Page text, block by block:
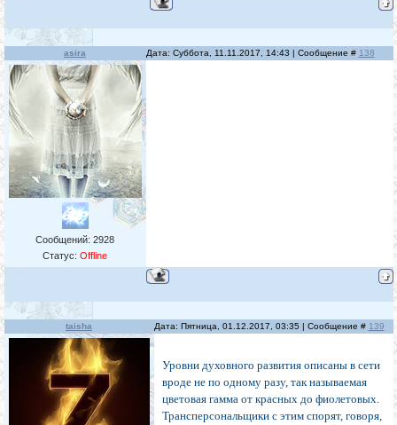
asira Дата: Суббота, 11.11.2017, 14:43 | Сообщение # 138
Сообщений: 2928
Статус: Offline
taisha Дата: Пятница, 01.12.2017, 03:35 | Сообщение # 139
Уровни духовного развития описаны в сети
вроде не по одному разу, так называемая
цветовая гамма от красных до фиолетовых.
Трансперсональщики с этим спорят, говоря,